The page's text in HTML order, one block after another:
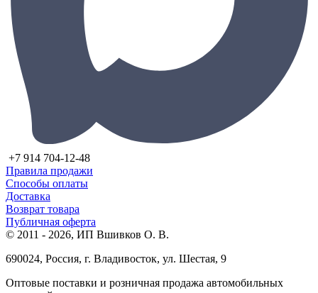
+7 914 704-12-48
Правила продажи
Способы оплаты
Доставка
Возврат товара
Публичная оферта
© 2011 - 2026, ИП Вшивков О. В.
690024, Россия, г. Владивосток, ул. Шестая, 9
Оптовые поставки и розничная продажа автомобильных